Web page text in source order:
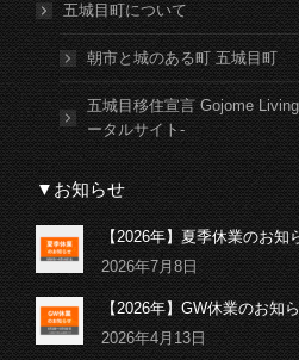
五城目町について
朝市と城のある町 五城目町
五城目移住宣言 Gojome
ータルサイト-
▼お知らせ
【2026年】夏季休業のお知
2026年7月8日
【2026年】GW休業のお知
2026年4月13日